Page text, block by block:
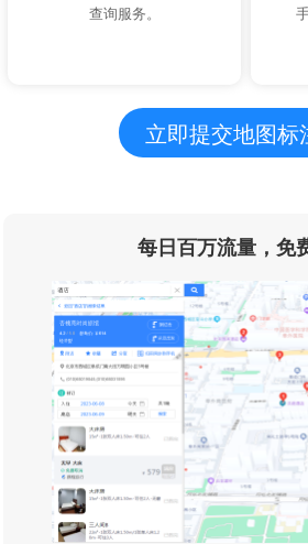
查询服务。
立即提交地图标
每日百万流量，免